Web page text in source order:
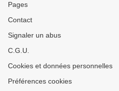
Pages
Contact
Signaler un abus
C.G.U.
Cookies et données personnelles
Préférences cookies